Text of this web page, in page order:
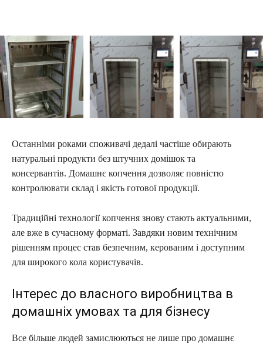
Останніми роками споживачі дедалі частіше обирають
натуральні продукти без штучних домішок та
консервантів. Домашнє копчення дозволяє повністю
контролювати склад і якість готової продукції.
Традиційні технології копчення знову стають актуальними,
але вже в сучасному форматі. Завдяки новим технічним
рішенням процес став безпечним, керованим і доступним
для широкого кола користувачів.
Інтерес до власного виробництва в
домашніх умовах та для бізнесу
Все більше людей замислюються не лише про домашнє